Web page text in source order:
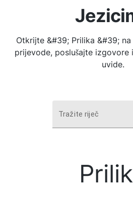
Otkrijte &#39; Prilika &#39;
prijevode, poslušajte
uvide.
Tražite riječ